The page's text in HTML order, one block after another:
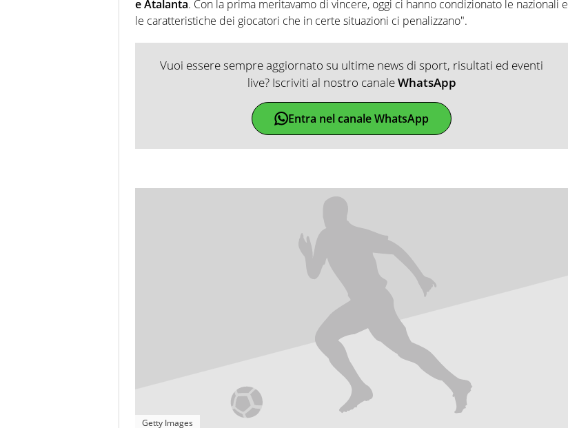
e Atalanta. Con la prima meritavamo di vincere, oggi ci hanno condizionato le nazionali e
le caratteristiche dei giocatori che in certe situazioni ci penalizzano".
Vuoi essere sempre aggiornato su ultime news di sport, risultati ed eventi
live? Iscriviti al nostro canaleWhatsApp
Entra nel canale WhatsApp
Getty Images